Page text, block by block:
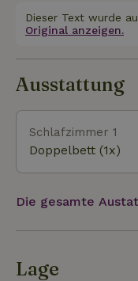
Dieser Text wurde
Original anzeigen.
Ausstattung
Schlafzimmer 1
Doppelbett (1x)
Die gesamte
Lage